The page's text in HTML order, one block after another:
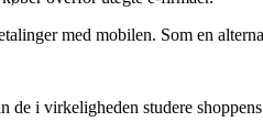
med mobilen. Som en
de i virkeligheden studere